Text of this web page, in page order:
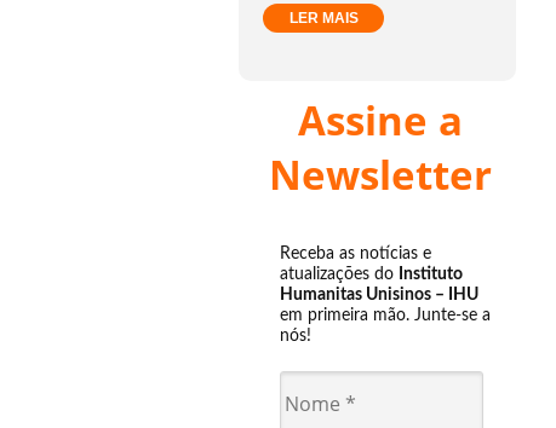
LER MAIS
Assine a
Newsletter
Receba as notícias e
atualizações do Instituto
Humanitas Unisinos – IHU
em primeira mão. Junte-se a
nós!